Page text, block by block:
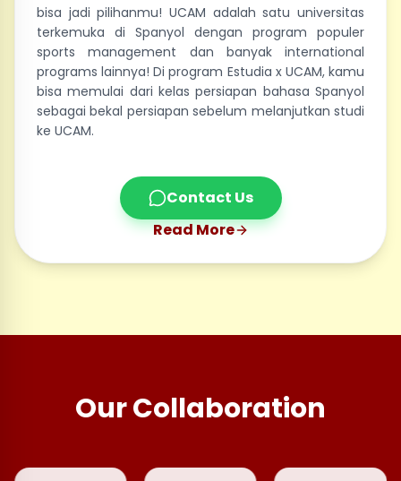
bisa jadi pilihanmu! UCAM adalah satu universitas
terkemuka di Spanyol dengan program populer
sports management dan banyak international
programs lainnya! Di program Estudia x UCAM, kamu
bisa memulai dari kelas persiapan bahasa Spanyol
sebagai bekal persiapan sebelum melanjutkan studi
ke UCAM.
Contact Us
Read More
Our Collaboration